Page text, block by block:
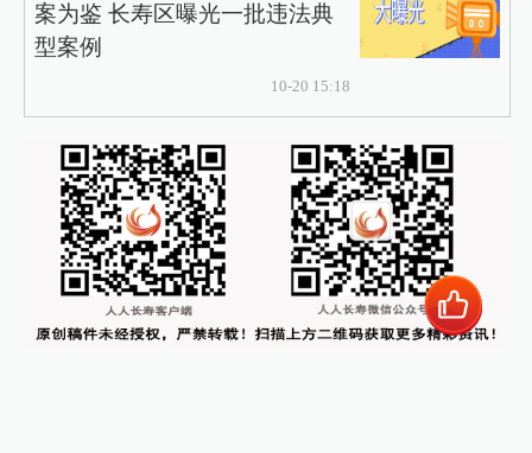
案为鉴 长寿区曝光一批违法典
型案例
10-20 15:18